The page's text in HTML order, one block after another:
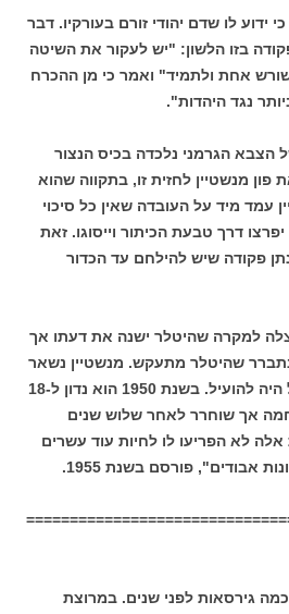
ידוע לו שדם יהודי זורם בעורקיו. דבר
בזו הלשון: "יש לעקור את השיטה
אחת ולתמיד" ואמר כי מן ההכרח
נגד היהדות".
הגרמני נלכדה בכיס הנצור
מנשטיין לחזית זו, בתקווה שהוא
עמד מיד על העובדה שאין כל סיכוי
דרך טבעת הכיתור וייסוגו. זאת
פקודה שיש להילחם עד הכדור
למקרה שהיטלר ישנה את דעתו אך
שהיטלר מתעקש. מנשטיין נשאר
מחוץ לכיס הנצור ולא יכול היה להועיל. בשנת 1950 הוא נדון ל-18
אך שוחרר לאחר שלוש שנים
לא הפריעו לו לחיות עוד עשרים
אבודים", פורסם בשנת 1955.
גירסאות לפני שנים. במרוצת